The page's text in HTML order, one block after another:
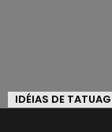
IDÉIAS DE